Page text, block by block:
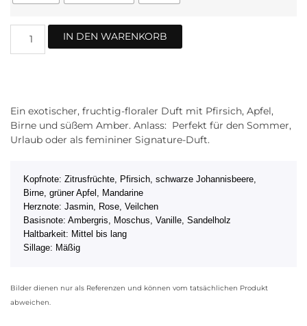
IN DEN WARENKORB
Ein exotischer, fruchtig-floraler Duft mit Pfirsich, Apfel,
Birne und süßem Amber. Anlass: Perfekt für den Sommer,
Urlaub oder als femininer Signature-Duft.
Kopfnote: Zitrusfrüchte, Pfirsich, schwarze Johannisbeere,
Birne, grüner Apfel, Mandarine
Herznote: Jasmin, Rose, Veilchen
Basisnote: Ambergris, Moschus, Vanille, Sandelholz
Haltbarkeit: Mittel bis lang
Sillage: Mäßig
Bilder dienen nur als Referenzen und können vom tatsächlichen Produkt
abweichen.